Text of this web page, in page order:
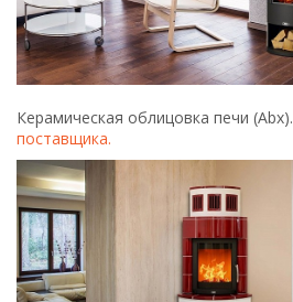
Керамическая облицовка печи (Abx).
поставщика.